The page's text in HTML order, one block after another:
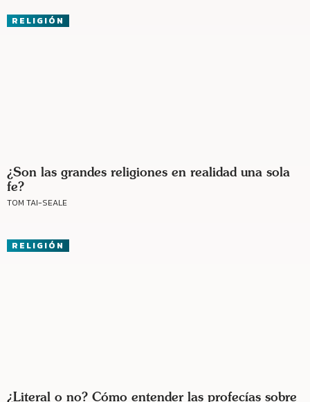
RELIGIÓN
¿Son las grandes religiones en realidad una sola
fe?
TOM TAI-SEALE
RELIGIÓN
¿Literal o no? Cómo entender las profecías sobre